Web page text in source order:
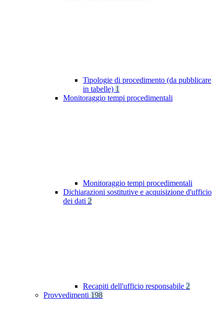
Tipologie di procedimento (da pubblicare
in tabelle) 1
Monitoraggio tempi procedimentali
Monitoraggio tempi procedimentali
Dichiarazioni sostitutive e acquisizione d'ufficio
dei dati 2
Recapiti dell'ufficio responsabile 2
Provvedimenti 198